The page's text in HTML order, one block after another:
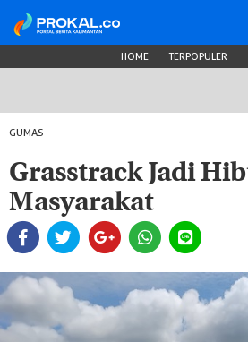
HOME TERPOPULER
GUMAS
Grasstrack Jadi
Masyarakat